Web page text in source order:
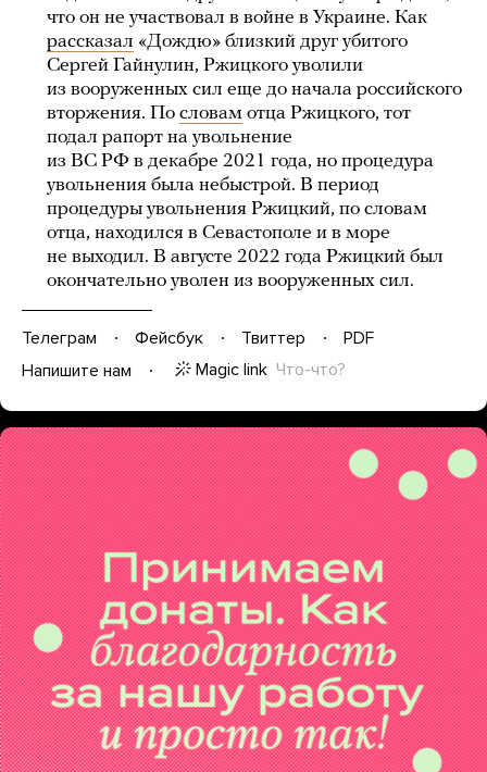
что он не участвовал в войне в Украине. Как
рассказал «Дождю» близкий друг убитого
Сергей Гайнулин, Ржицкого уволили
из вооруженных сил еще до начала российского
вторжения. По словам отца Ржицкого, тот
подал рапорт на увольнение
из ВС РФ в декабре 2021 года, но процедура
увольнения была небыстрой. В период
процедуры увольнения Ржицкий, по словам
отца, находился в Севастополе и в море
не выходил. В августе 2022 года Ржицкий был
окончательно уволен из вооруженных сил.
Телеграм Фейсбук Твиттер
PDF
Напишите нам
Magic link Что-что?